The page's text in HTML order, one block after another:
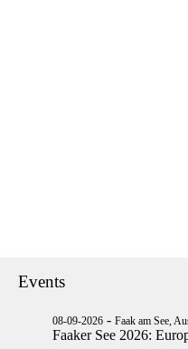
Events
08-09-2026 - Faak am See,
Faaker See 2026: